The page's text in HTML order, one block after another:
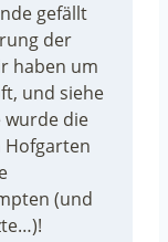
gefällt
der
haben um
und siehe
wurde die
Hofgarten
(und